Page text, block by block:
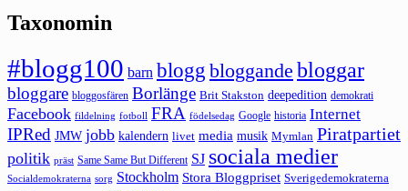
Taxonomin
#blogg100 barn blogg bloggande bloggar
bloggare bloggosfären Borlänge Brit Stakston deepedition demokrati
Facebook fildelning fotboll FRA födelsedag Google historia Internet
IPRed JMW jobb kalendern livet media musik Mymlan Piratpartiet
politik präst Same Same But Different SJ sociala medier
Socialdemokraterna sorg Stockholm Stora Bloggpriset Sverigedemokraterna